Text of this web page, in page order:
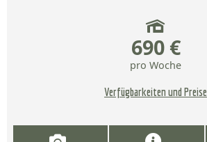
690 €
pro Woche
Verfügbarkeiten und Preise